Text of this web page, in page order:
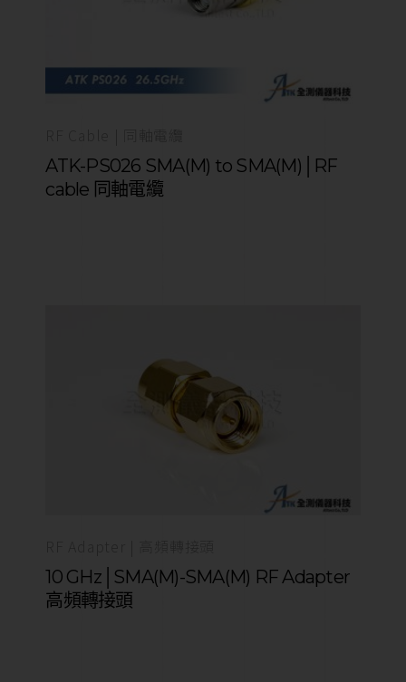
ATK-PS026 SMA(M) to SMA(M)│RF
cable 同軸電纜
10 GHz│SMA(M)-SMA(M) RF Adapter
高頻轉接頭